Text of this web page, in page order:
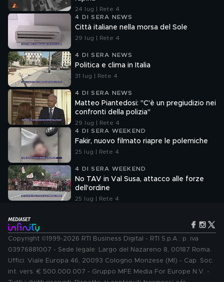
24 lug | Rete 4
4 DI SERA NEWS
Città italiane nella morsa del Sole
29 lug | Rete 4
4 DI SERA NEWS
Politica e clima in Italia
31 lug | Rete 4
4 DI SERA NEWS
Matteo Piantedosi: "C'è un pregiudizio nei
confronti della polizia"
29 lug | Rete 4
4 DI SERA WEEKEND
Fakir, nuovo filmato riapre le polemiche
25 lug | Rete 4
4 DI SERA WEEKEND
No TAV in Val Susa, attacco alle forze
dell'ordine
25 lug | Rete 4
Copyright ©1999-2026 RTI Business Digital - RTI S.p.A.: p. iva
03976881007 - Sede legale: Largo del Nazareno 8, 00187 Roma.
Uffici: Viale Europa 46, 20093 Cologno Monzese (MI) - Cap. Soc.
int. vers. € 500.000.007 - Gruppo MFE Media For Europe N.V. -